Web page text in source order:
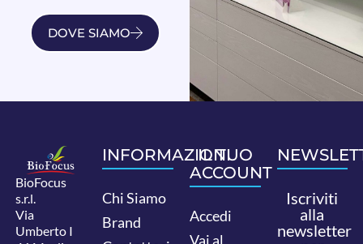
DOVE SIAMO
BioFocus
s.r.l.
Via
Umberto I
INFORMAZIONI
Chi Siamo
Brand
IL TUO
ACCOUNT
Accedi
Vai al
Iscriviti
alla
newsletter